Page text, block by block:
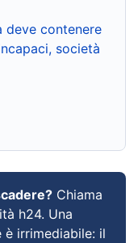
deve contenere
società
Chiama
h24. Una
irrimediabile: il